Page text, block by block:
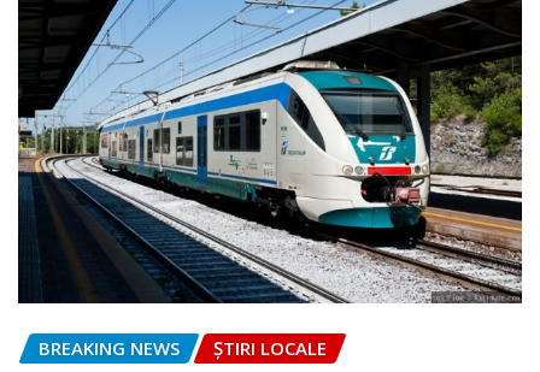
BREAKING NEWS ȘTIRI LOCALE